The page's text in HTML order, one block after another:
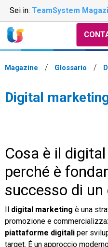
Sei in: TeamSystem
Magazine Glossario
Digital
Cosa è il
perché è
successo di
Il digital marketing è una
promozione e
piattaforme digitali per
target. È un approccio